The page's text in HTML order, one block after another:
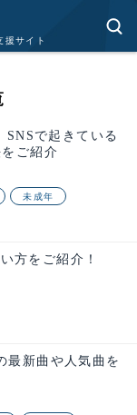
サイト
SNSで起きている
ご紹介
未成年
方をご紹介！
最新曲や人気曲を